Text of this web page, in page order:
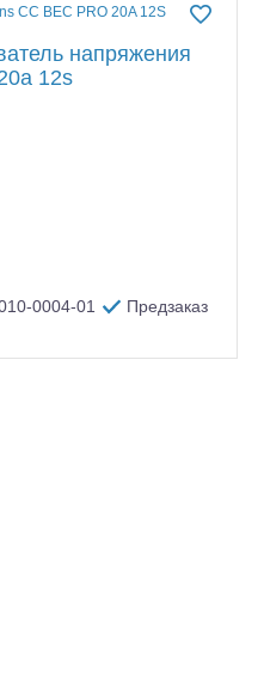
напряжения
12s
0004-01 Предзаказ